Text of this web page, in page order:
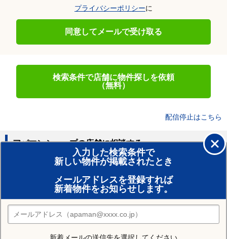
プライバシーポリシーに
同意してメールで受け取る
検索条件で店舗に物件探しを依頼
（無料）
配信停止はこちら
入力した検索条件で
新しい物件が掲載されたとき
メールアドレスを登録すれば
新着物件をお知らせします。
アパマンショップの店舗に相談する
賃貸のプロがお部屋探し！
おまかせ物件リクエスト
住みたい街の店舗を探す
店舗検索